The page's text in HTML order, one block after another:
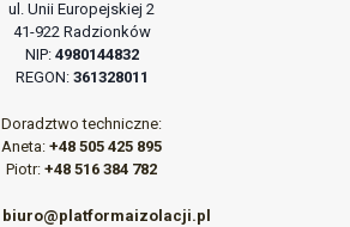
ul. Unii Europejskiej 2
41-922 Radzionków
NIP: 4980144832
REGON: 361328011
Doradztwo techniczne:
Aneta: +48 505 425 895
Piotr: +48 516 384 782
biuro@platformaizolacji.pl